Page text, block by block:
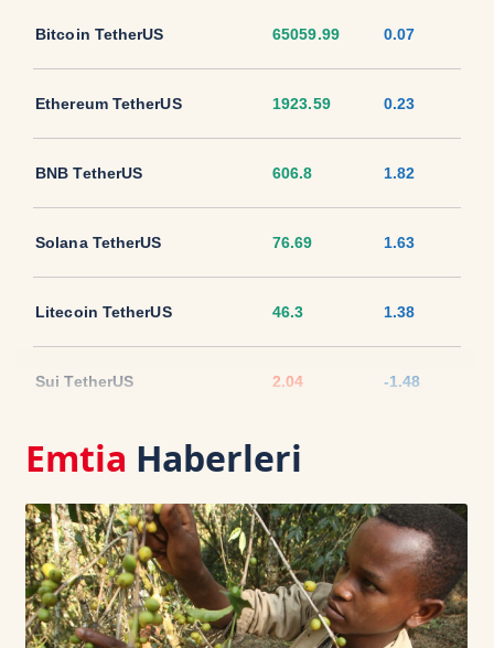
Bitcoin TetherUS 65059.99 0.07
Ethereum TetherUS 1923.59 0.23
BNB TetherUS 606.8 1.82
Solana TetherUS 76.69 1.63
Litecoin TetherUS 46.3 1.38
Sui TetherUS 2.04 -1.48
Ripple TetherUS 1.0394
USD Coin TetherUS 1.0007 0.02
USDT 1.0003 0
Emtia Haberleri